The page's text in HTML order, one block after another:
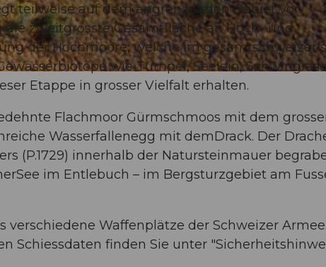
teilweise auf dem angrenzenden Gebiet von
zweitgrösste Gesamtfläche an Hoch- und
der Hochmoore, welche im
wie Tümpel, Seelein,
Etappe in grosser Vielfalt erhalten.
Flachmoor Gürmschmoos mit dem
Wasserfallenegg mit demDrack. Der
(P.1729) innerhalb der Natursteinmauer
im Entlebuch – im Bergsturzgebiet am
Waffenplätze der Schweizer Armee.
Schiessdaten finden Sie unter